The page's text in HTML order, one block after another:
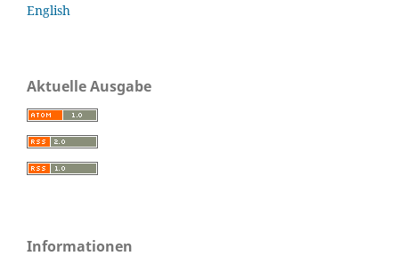
English
Aktuelle Ausgabe
Informationen